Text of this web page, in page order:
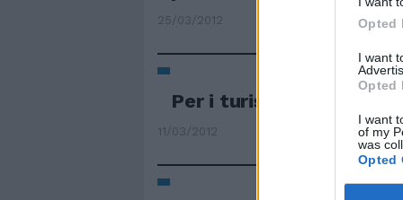
Opted
I want
Opted
I want
of my
was
Opted
25/03/2012
Per i turisti Milano è più
11/03/2012